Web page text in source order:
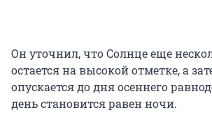
Он уточнил, что Солнце еще
остается на высокой отметке, а
опускается до дня осеннего
день становится равен ночи.